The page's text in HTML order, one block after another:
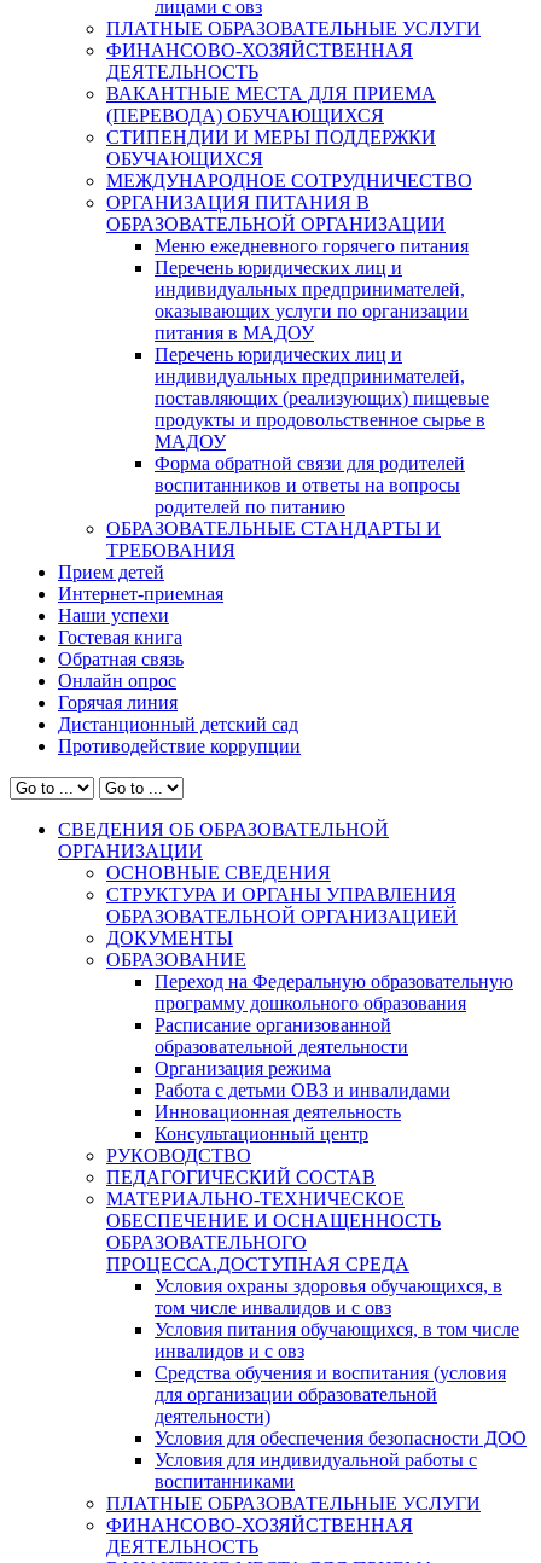
лицами с овз
ПЛАТНЫЕ ОБРАЗОВАТЕЛЬНЫЕ УСЛУГИ
ФИНАНСОВО-ХОЗЯЙСТВЕННАЯ
ДЕЯТЕЛЬНОСТЬ
ВАКАНТНЫЕ МЕСТА ДЛЯ ПРИЕМА
(ПЕРЕВОДА) ОБУЧАЮЩИХСЯ
СТИПЕНДИИ И МЕРЫ ПОДДЕРЖКИ
ОБУЧАЮЩИХСЯ
МЕЖДУНАРОДНОЕ СОТРУДНИЧЕСТВО
ОРГАНИЗАЦИЯ ПИТАНИЯ В
ОБРАЗОВАТЕЛЬНОЙ ОРГАНИЗАЦИИ
Меню ежедневного горячего питания
Перечень юридических лиц и
индивидуальных предпринимателей,
оказывающих услуги по организации
питания в МАДОУ
Перечень юридических лиц и
индивидуальных предпринимателей,
поставляющих (реализующих) пищевые
продукты и продовольственное сырье в
МАДОУ
Форма обратной связи для родителей
воспитанников и ответы на вопросы
родителей по питанию
ОБРАЗОВАТЕЛЬНЫЕ СТАНДАРТЫ И
ТРЕБОВАНИЯ
Прием детей
Интернет-приемная
Наши успехи
Гостевая книга
Обратная связь
Онлайн опрос
Горячая линия
Дистанционный детский сад
Противодействие коррупции
СВЕДЕНИЯ ОБ ОБРАЗОВАТЕЛЬНОЙ
ОРГАНИЗАЦИИ
ОСНОВНЫЕ СВЕДЕНИЯ
СТРУКТУРА И ОРГАНЫ УПРАВЛЕНИЯ
ОБРАЗОВАТЕЛЬНОЙ ОРГАНИЗАЦИЕЙ
ДОКУМЕНТЫ
ОБРАЗОВАНИЕ
Переход на Федеральную образовательную
программу дошкольного образования
Расписание организованной
образовательной деятельности
Организация режима
Работа с детьми ОВЗ и инвалидами
Инновационная деятельность
Консультационный центр
РУКОВОДСТВО
ПЕДАГОГИЧЕСКИЙ СОСТАВ
МАТЕРИАЛЬНО-ТЕХНИЧЕСКОЕ
ОБЕСПЕЧЕНИЕ И ОСНАЩЕННОСТЬ
ОБРАЗОВАТЕЛЬНОГО
ПРОЦЕССА.ДОСТУПНАЯ СРЕДА
Условия охраны здоровья обучающихся, в
том числе инвалидов и с овз
Условия питания обучающихся, в том числе
инвалидов и с овз
Средства обучения и воспитания (условия
для организации образовательной
деятельности)
Условия для обеспечения безопасности ДОО
Условия для индивидуальной работы с
воспитанниками
ПЛАТНЫЕ ОБРАЗОВАТЕЛЬНЫЕ УСЛУГИ
ФИНАНСОВО-ХОЗЯЙСТВЕННАЯ
ДЕЯТЕЛЬНОСТЬ